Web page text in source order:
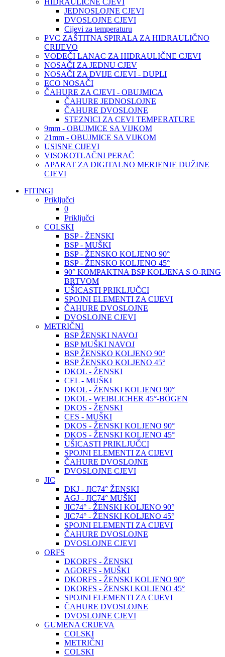
HIDRAULIČNE CJEVI
JEDNOSLOJNE CJEVI
DVOSLOJNE CJEVI
Cijevi za temperaturu
PVC ZAŠTITNA SPIRALA ZA HIDRAULIČNO
CRIJEVO
VODEČI LANAC ZA HIDRAULIČNE CJEVI
NOSAČI ZA JEDNU CJEV
NOSAČI ZA DVIJE CJEVI - DUPLI
ECO NOSAČI
ČAHURE ZA CJEVI - OBUJMICA
ČAHURE JEDNOSLOJNE
ČAHURE DVOSLOJNE
STEZNICI ZA CEVI TEMPERATURE
9mm - OBUJMICE SA VIJKOM
21mm - OBUJMICE SA VIJKOM
USISNE CIJEVI
VISOKOTLAČNI PERAČ
APARAT ZA DIGITALNO MERJENJE DUŽINE
CJEVI
FITINGI
Priključci
0
Priključci
COLSKI
BSP - ŽENSKI
BSP - MUŠKI
BSP - ŽENSKO KOLJENO 90°
BSP - ŽENSKO KOLJENO 45°
90° KOMPAKTNA BSP KOLJENA S O-RING
BRTVOM
UŠICASTI PRIKLJUČCI
SPOJNI ELEMENTI ZA CIJEVI
ČAHURE DVOSLOJNE
DVOSLOJNE CJEVI
METRIČNI
BSP ŽENSKI NAVOJ
BSP MUŠKI NAVOJ
BSP ŽENSKO KOLJENO 90°
BSP ŽENSKO KOLJENO 45°
DKOL - ŽENSKI
CEL - MUŠKI
DKOL - ŽENSKI KOLJENO 90°
DKOL - WEIBLICHER 45°-BÖGEN
DKOS - ŽENSKI
CES - MUŠKI
DKOS - ŽENSKI KOLJENO 90°
DKOS - ŽENSKI KOLJENO 45°
UŠICASTI PRIKLJUČCI
SPOJNI ELEMENTI ZA CIJEVI
ČAHURE DVOSLOJNE
DVOSLOJNE CJEVI
JIC
DKJ - JIC74° ŽENSKI
AGJ - JIC74° MUŠKI
JIC74° - ŽENSKI KOLJENO 90°
JIC74° - ŽENSKI KOLJENO 45°
SPOJNI ELEMENTI ZA CIJEVI
ČAHURE DVOSLOJNE
DVOSLOJNE CJEVI
ORFS
DKORFS - ŽENSKI
AGORFS - MUŠKI
DKORFS - ŽENSKI KOLJENO 90°
DKORFS - ŽENSKI KOLJENO 45°
SPOJNI ELEMENTI ZA CIJEVI
ČAHURE DVOSLOJNE
DVOSLOJNE CJEVI
GUMENA CRIJEVA
COLSKI
METRIČNI
COLSKI